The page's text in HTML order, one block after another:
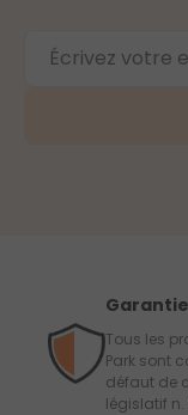
Garantie
Tous les
Park sont
défaut de
législatif n.